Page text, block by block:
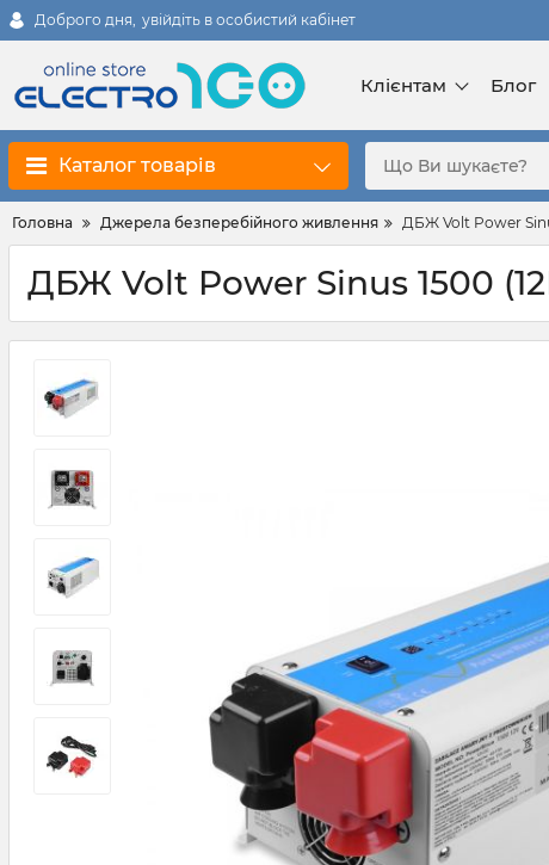
Доброго дня, увійдіть в особистий кабінет
Клієнтам Блог
Каталог товарів
Головна Джерела безперебійного живлення ДБЖ Volt Power
ДБЖ Volt Power Sinus 1500